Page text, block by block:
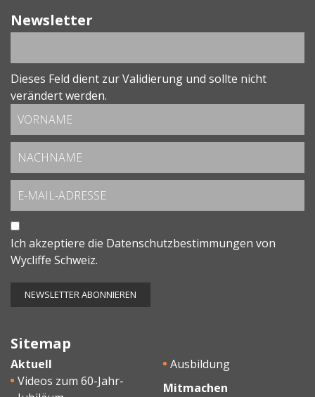
Newsletter
Dieses Feld dient zur Validierung und sollte nicht
verändert werden.
Ich akzeptiere die Datenschutzbestimmungen von
Wycliffe Schweiz.
Sitemap
Aktuell
Videos zum 60-Jahr-
Ausbildung
Mitmachen